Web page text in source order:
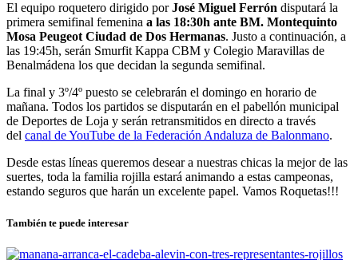
El equipo roquetero dirigido porJosé Miguel Ferrón disputará la
primera semifinal femenina a las 18:30h ante BM. Montequinto
Mosa Peugeot Ciudad de Dos Hermanas. Justo a continuación, a
las 19:45h, serán Smurfit Kappa CBM y Colegio Maravillas de
Benalmádena los que decidan la segunda semifinal.
La final y 3º/4º puesto se celebrarán el domingo en horario de
mañana. Todos los partidos se disputarán en el pabellón municipal
de Deportes de Loja y serán retransmitidos en directo a través
del canal de YouTube de la Federación Andaluza de Balonmano.
Desde estas líneas queremos desear a nuestras chicas la mejor de las
suertes, toda la familia rojilla estará animando a estas campeonas,
estando seguros que harán un excelente papel. Vamos Roquetas!!!
También te puede interesar